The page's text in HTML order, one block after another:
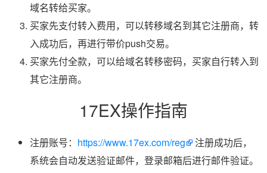
域名转给买家。
买家先支付转入费用，可以转移域名到其它注册商，转
入成功后，再进行带价push交易。
买家先付全款，可以给域名转移密码，买家自行转入到
其它注册商。
17EX操作指南
注册账号： https://www.17ex.com/reg
注册成功后，
系统会自动发送验证邮件，登录邮箱后进行邮件验证。